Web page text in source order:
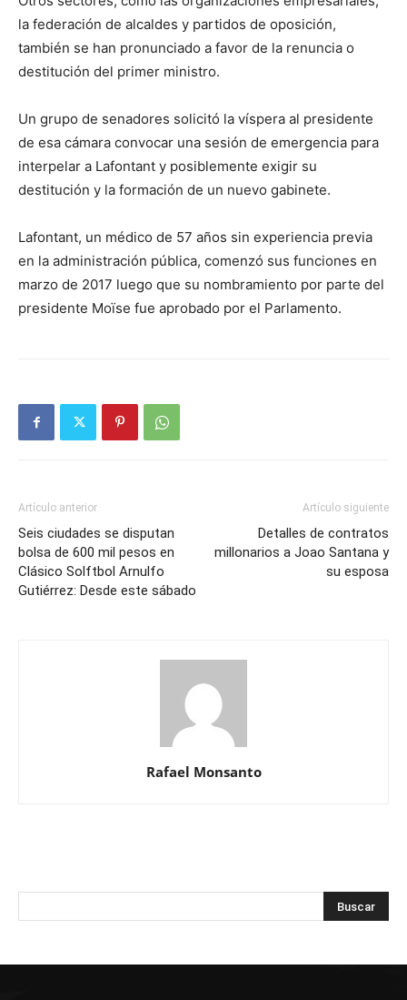
la federación de alcaldes y partidos de oposición,
también se han pronunciado a favor de la renuncia o
destitución del primer ministro.
Un grupo de senadores solicitó la víspera al presidente
de esa cámara convocar una sesión de emergencia para
interpelar a Lafontant y posiblemente exigir su
destitución y la formación de un nuevo gabinete.
Lafontant, un médico de 57 años sin experiencia previa
en la administración pública, comenzó sus funciones en
marzo de 2017 luego que su nombramiento por parte del
presidente Moïse fue aprobado por el Parlamento.
Artículo anterior
Seis ciudades se disputan
bolsa de 600 mil pesos en
Clásico Solftbol Arnulfo
Gutiérrez: Desde este sábado
Artículo siguiente
Detalles de contratos
millonarios a Joao Santana y
su esposa
Rafael Monsanto